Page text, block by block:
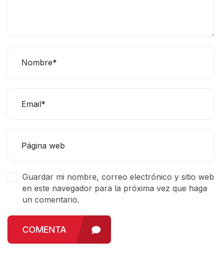
Guardar mi nombre, correo electrónico y sitio web
en este navegador para la próxima vez que haga
un comentario.
COMENTA